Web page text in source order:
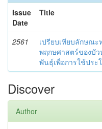
Issue
Date
Title
2561
เปรียบเทียบลักษณะ
พฤกษศาสตร์ของบัว
พันธุ์เพื่อการใช้ประ
Discover
Author